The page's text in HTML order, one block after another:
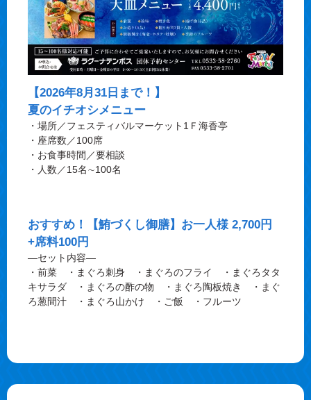
【2026年8月31日まで！】
夏のイチオシメニュー
・場所／フェスティバルマーケット1Ｆ海香亭
・座席数／100席
・お食事時間／要相談
・人数／15名∼100名
おすすめ！【鮪づくし御膳】お一人様 2,700円
+席料100円
―セット内容―
・前菜 ・まぐろ刺身 ・まぐろのフライ ・まぐろタタ
キサラダ ・まぐろの酢の物 ・まぐろ陶板焼き ・まぐ
ろ葱間汁 ・まぐろ山かけ ・ご飯 ・フルーツ